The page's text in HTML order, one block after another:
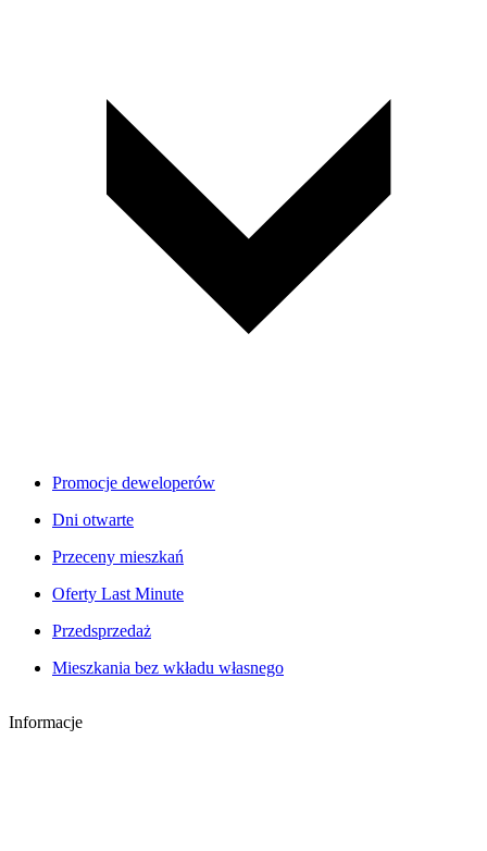
Promocje deweloperów
Dni otwarte
Przeceny mieszkań
Oferty Last Minute
Przedsprzedaż
Mieszkania bez wkładu własnego
Informacje